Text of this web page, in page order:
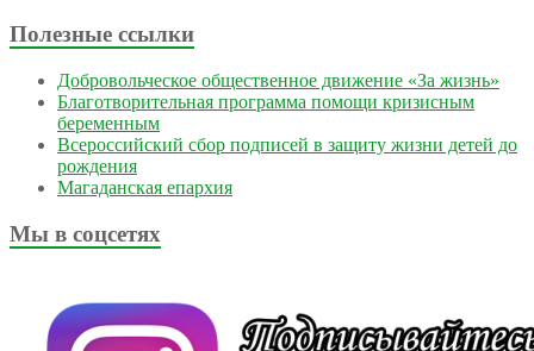
Полезные ссылки
Добровольческое общественное движение «За жизнь»
Благотворительная программа помощи кризисным
беременным
Всероссийский сбор подписей в защиту жизни детей до
рождения
Магаданская епархия
Мы в соцсетях